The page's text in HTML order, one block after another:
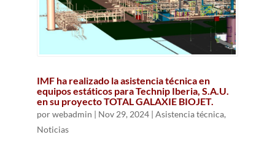
IMF ha realizado la asistencia técnica en
equipos estáticos para Technip Iberia, S.A.U.
en su proyecto TOTAL GALAXIE BIOJET.
porwebadmin | Nov 29, 2024| Asistencia técnica,
Noticias